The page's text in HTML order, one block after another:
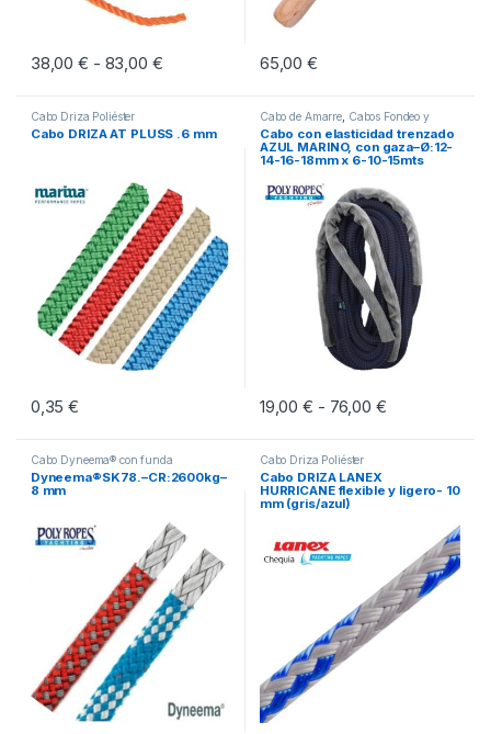
38,00€ - 83,00 €Rango de precios: desde 38,00 € hasta
Este producto tiene múltiples variantes. Las opciones se pueden
65,00€
Cabo Driza Poliéster
Cabo DRIZA AT PLUSS .6 mm
0,35€
Este producto tiene múltiples variantes. Las opciones se pueden
Cabo de Amarre Cabos Fondeo y
Amarre
Cabo con elasticidad trenzado
AZUL MARINO, con gaza–Ø:12-
14-16-18mm x 6-10-15mts
19,00€ - 76,00 €Rango de
Este producto tiene múltiples
Cabo Dyneema® con funda
Dyneema®SK78.–CR:2600kg–
8 mm
Cabo Driza Poliéster
Cabo DRIZA LANEX
HURRICANE flexible y ligero- 10
mm (gris/azul)